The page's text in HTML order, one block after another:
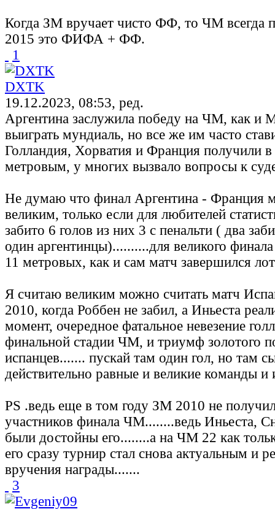
Когда ЗМ вручает чисто ФФ, то ЧМ всегда
2015 это ФИФА + ФФ.
1
DXTK
19.12.2023, 08:53, ред.
Аргентина заслужила победу на ЧМ, как и
выиграть мундиаль, но все же им часто
Голландия, Хорватия и Франция получили
метровым, у многих вызвало вопросы к
Не думаю что финал Аргентина - Франция
великим, только если для любителей
забито 6 голов из них 3 с пенальти ( два
один аргентинцы)..........для великого
11 метровых, как и сам матч завершился
Я считаю великим можно считать матч
2010, когда Роббен не забил, а Иньеста
момент, очередное фатальное невезение
финальной стадии ЧМ, и триумф золотого
испанцев....... пускай там один гол, но там
действительно равные и великие команды и
PS .ведь еще в том году ЗМ 2010 не
участников финала ЧМ........ведь Иньеста,
были достойны его........а на ЧМ 22 как
его сразу турнир стал снова актуальным и
вручения награды.......
3